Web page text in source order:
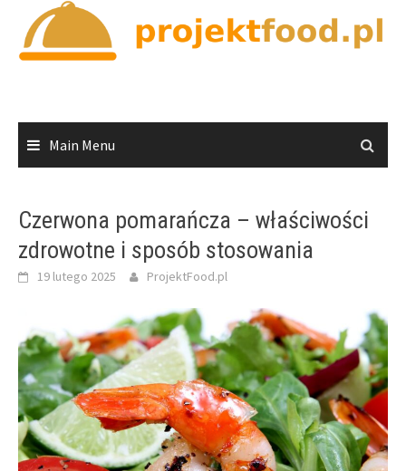
content
Main Menu
Czerwona pomarańcza – właściwości
zdrowotne i sposób stosowania
19 lutego 2025 ProjektFood.pl